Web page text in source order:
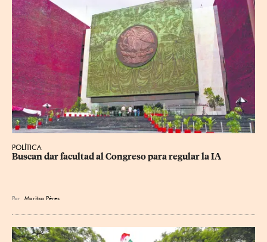
POLÍTICA
Buscan dar facultad al Congreso para regular la IA
Por Maritza Pérez